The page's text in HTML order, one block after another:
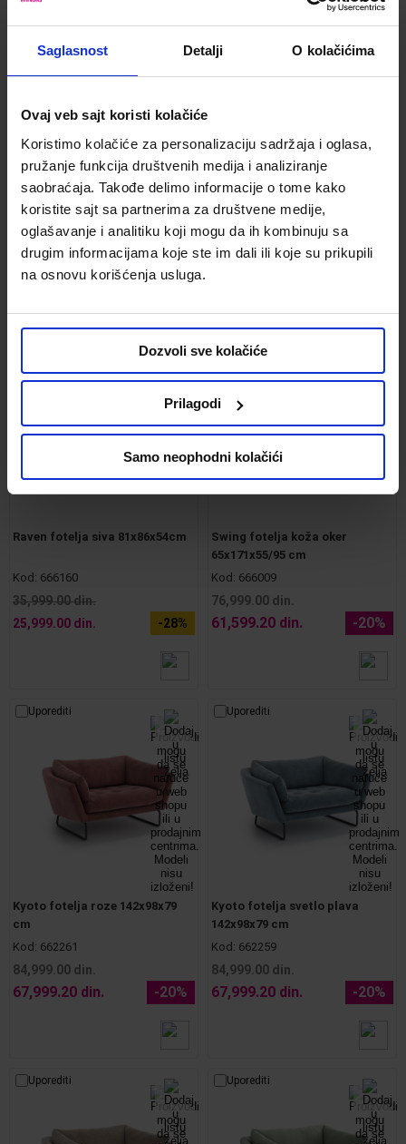
Saglasnost Detalji O kolačićima
Ovaj veb sajt koristi kolačiće
Koristimo kolačiće za personalizaciju sadržaja i oglasa,
pružanje funkcija društvenih medija i analiziranje
saobraćaja. Takođe delimo informacije o tome kako
koristite sajt sa partnerima za društvene medije,
oglašavanje i analitiku koji mogu da ih kombinuju sa
drugim informacijama koje ste im dali ili koje su prikupili
na osnovu korišćenja usluga.
Dozvoli sve kolačiće
Prilagodi
Samo neophodni kolačići
Dan fotelja plava 62x68x62 cm
Kod:666490
36,999.00 din.
29,599.20 din. -20%
Dan fotelja siva 62x68x62 cm
Kod:666488
40,999.00 din.
32,799.20 din. -20%
Raven fotelja siva 81x86x54cm
Kod: 666160
35,999.00 din.
25,999.00 din.
-28%
Swing fotelja koža oker
65x171x55/95 cm
Kod: 666009
76,999.00 din.
61,599.20 din. -20%
Uporediti
Kyoto fotelja roze 142x98x79
cm
Kod: 662261
84,999.00 din.
67,999.20 din. -20%
Uporediti
Kyoto fotelja svetlo plava
142x98x79 cm
Kod: 662259
84,999.00 din.
67,999.20 din. -20%
Uporediti Uporediti